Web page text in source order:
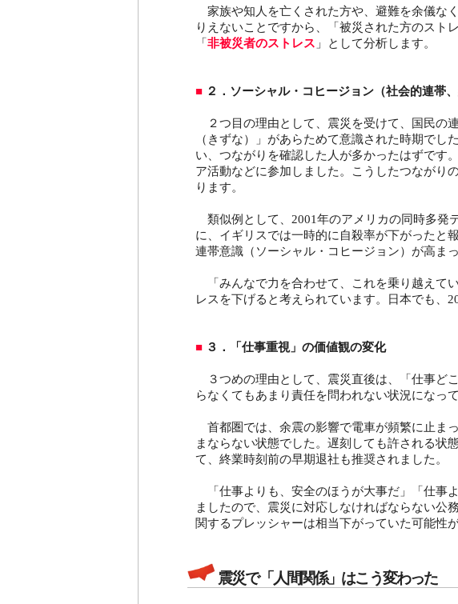
家族や知人を亡くされた方や、避難を余儀な
りえないことですから、「被災された方のスト
「非被災者のストレス 」として分析します。
■ ２．ソーシャル・コヒージョン（社会的連帯
２つ目の理由として、震災を受けて、国民の
（きずな）」があらためて意識された時期で
い、つながりを確認した人が多かったはずです
ア活動などに参加しました。こうしたつながり
ります。
類似例として、2001年のアメリカの同時多発
に、イギリスでは一時的に自殺率が下がったと
連帯意識（ソーシャル・コヒージョン）が高ま
「みんなで力を合わせて、これを乗り越えて
レスを下げると考えられています。日本でも、
■ ３．「仕事重視」の価値観の変化
３つめの理由として、震災直後は、「仕事ど
らなくてもあまり責任を問われない状況になっ
首都圏では、余震の影響で電車が頻繁に止ま
まならない状態でした。遅刻しても許される状
て、終業時刻前の早期退社も推奨されました。
「仕事よりも、安全のほうが大事だ」「仕事
ましたので、震災に対応しなければならない公
関するプレッシャーは相当下がっていた可能性
震災で「人間関係」はこう変わった